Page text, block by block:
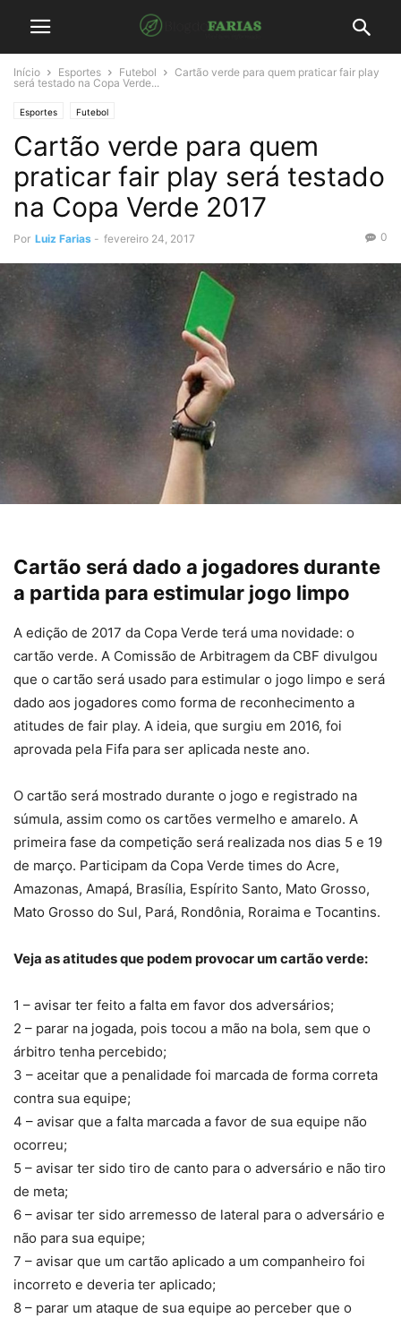
Início Esportes Futebol
Cartão verde para quem praticar fair play
será testado na Copa Verde...
Esportes Futebol
Cartão verde para quem
praticar fair play será testado
na Copa Verde 2017
Por Luiz Farias - fevereiro 24, 2017 0
Cartão será dado a jogadores durante
a partida para estimular jogo limpo
A edição de 2017 da Copa Verde terá uma novidade: o
cartão verde. A Comissão de Arbitragem da CBF divulgou
que o cartão será usado para estimular o jogo limpo e será
dado aos jogadores como forma de reconhecimento a
atitudes de fair play. A ideia, que surgiu em 2016, foi
aprovada pela Fifa para ser aplicada neste ano.
O cartão será mostrado durante o jogo e registrado na
súmula, assim como os cartões vermelho e amarelo. A
primeira fase da competição será realizada nos dias 5 e 19
de março. Participam da Copa Verde times do Acre,
Amazonas, Amapá, Brasília, Espírito Santo, Mato Grosso,
Mato Grosso do Sul, Pará, Rondônia, Roraima e Tocantins.
Veja as atitudes que podem provocar um cartão verde:
1 – avisar ter feito a falta em favor dos adversários;
2 – parar na jogada, pois tocou a mão na bola, sem que o
árbitro tenha percebido;
3 – aceitar que a penalidade foi marcada de forma correta
contra sua equipe;
4 – avisar que a falta marcada a favor de sua equipe não
ocorreu;
5 – avisar ter sido tiro de canto para o adversário e não tiro
de meta;
6 – avisar ter sido arremesso de lateral para o adversário e
não para sua equipe;
7 – avisar que um cartão aplicado a um companheiro foi
incorreto e deveria ter aplicado;
8 – parar um ataque de sua equipe ao perceber que o